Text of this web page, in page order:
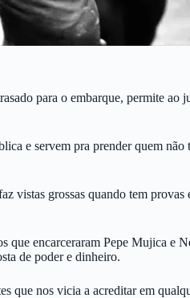
para o embarque, permite
e servem pra prender quem
grossas quando tem provas
encarceraram Pepe Mujica e
de poder e dinheiro.
que nos vicia a acreditar em